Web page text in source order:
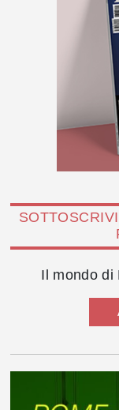
Il mondo di